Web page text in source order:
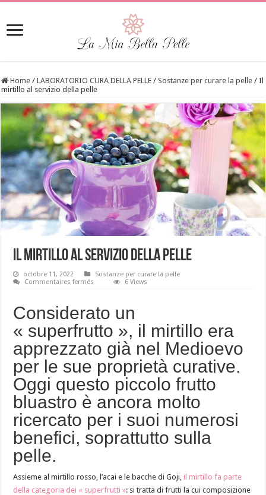
Home / LABORATORIO CURA DELLA PELLE / Sostanze per curare la pelle / Il
mirtillo al servizio della pelle
Il mirtillo al servizio della pelle
octobre 11, 2022
Sostanze per curare la pelle
Commentaires fermés
servizio
della
pelle
6 Views
Considerato un
« superfrutto », il mirtillo era
apprezzato già nel Medioevo
per le sue proprietà curative.
Oggi questo piccolo frutto
bluastro è ancora molto
ricercato per i suoi numerosi
benefici, soprattutto sulla
pelle.
Assieme al mirtillo rosso, l’acai e le bacche di Goji,il mirtillo fa parte
della categoria dei « superfrutti »: si tratta di frutti la cui composizione